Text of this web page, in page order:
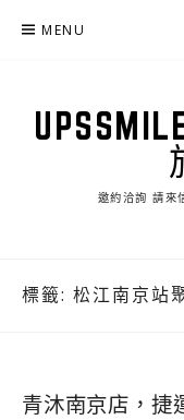
MENU
邀約洽詢 請來
標籤: 松江南京站
青沐南京店，捷